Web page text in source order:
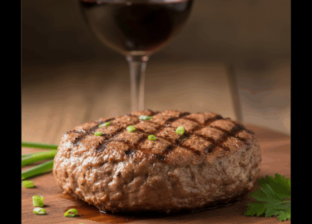
Steak haché maison : recette terroir
accords vins du Sud
Recettes